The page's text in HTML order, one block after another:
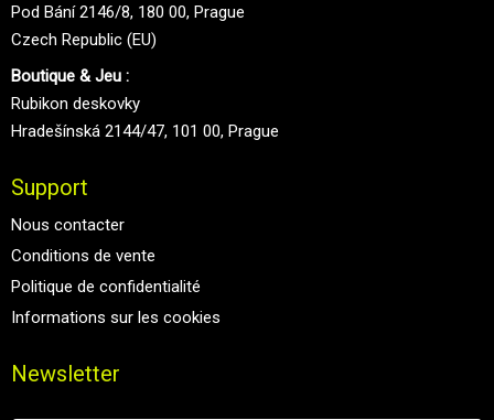
Pod Bání 2146/8, 180 00, Prague
Czech Republic (EU)
Boutique & Jeu :
Rubikon deskovky
Hradešínská 2144/47, 101 00, Prague
Support
Nous contacter
Conditions de vente
Politique de confidentialité
Informations sur les cookies
Newsletter